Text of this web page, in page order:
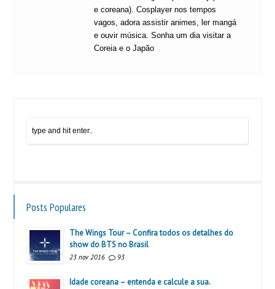
e coreana). Cosplayer nos tempos
vagos, adora assistir animes, ler mangá
e ouvir música. Sonha um dia visitar a
Coreia e o Japão
Posts Populares
The Wings Tour – Confira todos os detalhes do
show do BTS no Brasil
23 nov 2016 93
Idade coreana – entenda e calcule a sua.